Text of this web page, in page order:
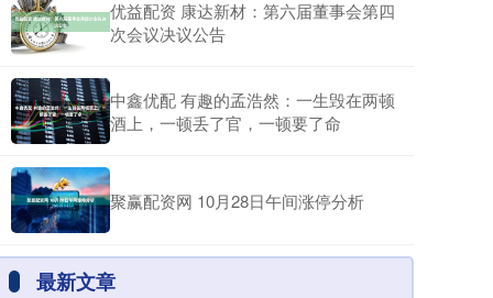
优益配资 康达新材：第六届董事会第四
次会议决议公告
中鑫优配 有趣的孟浩然：一生毁在两顿
酒上，一顿丢了官，一顿要了命
聚赢配资网 10月28日午间涨停分析
最新文章